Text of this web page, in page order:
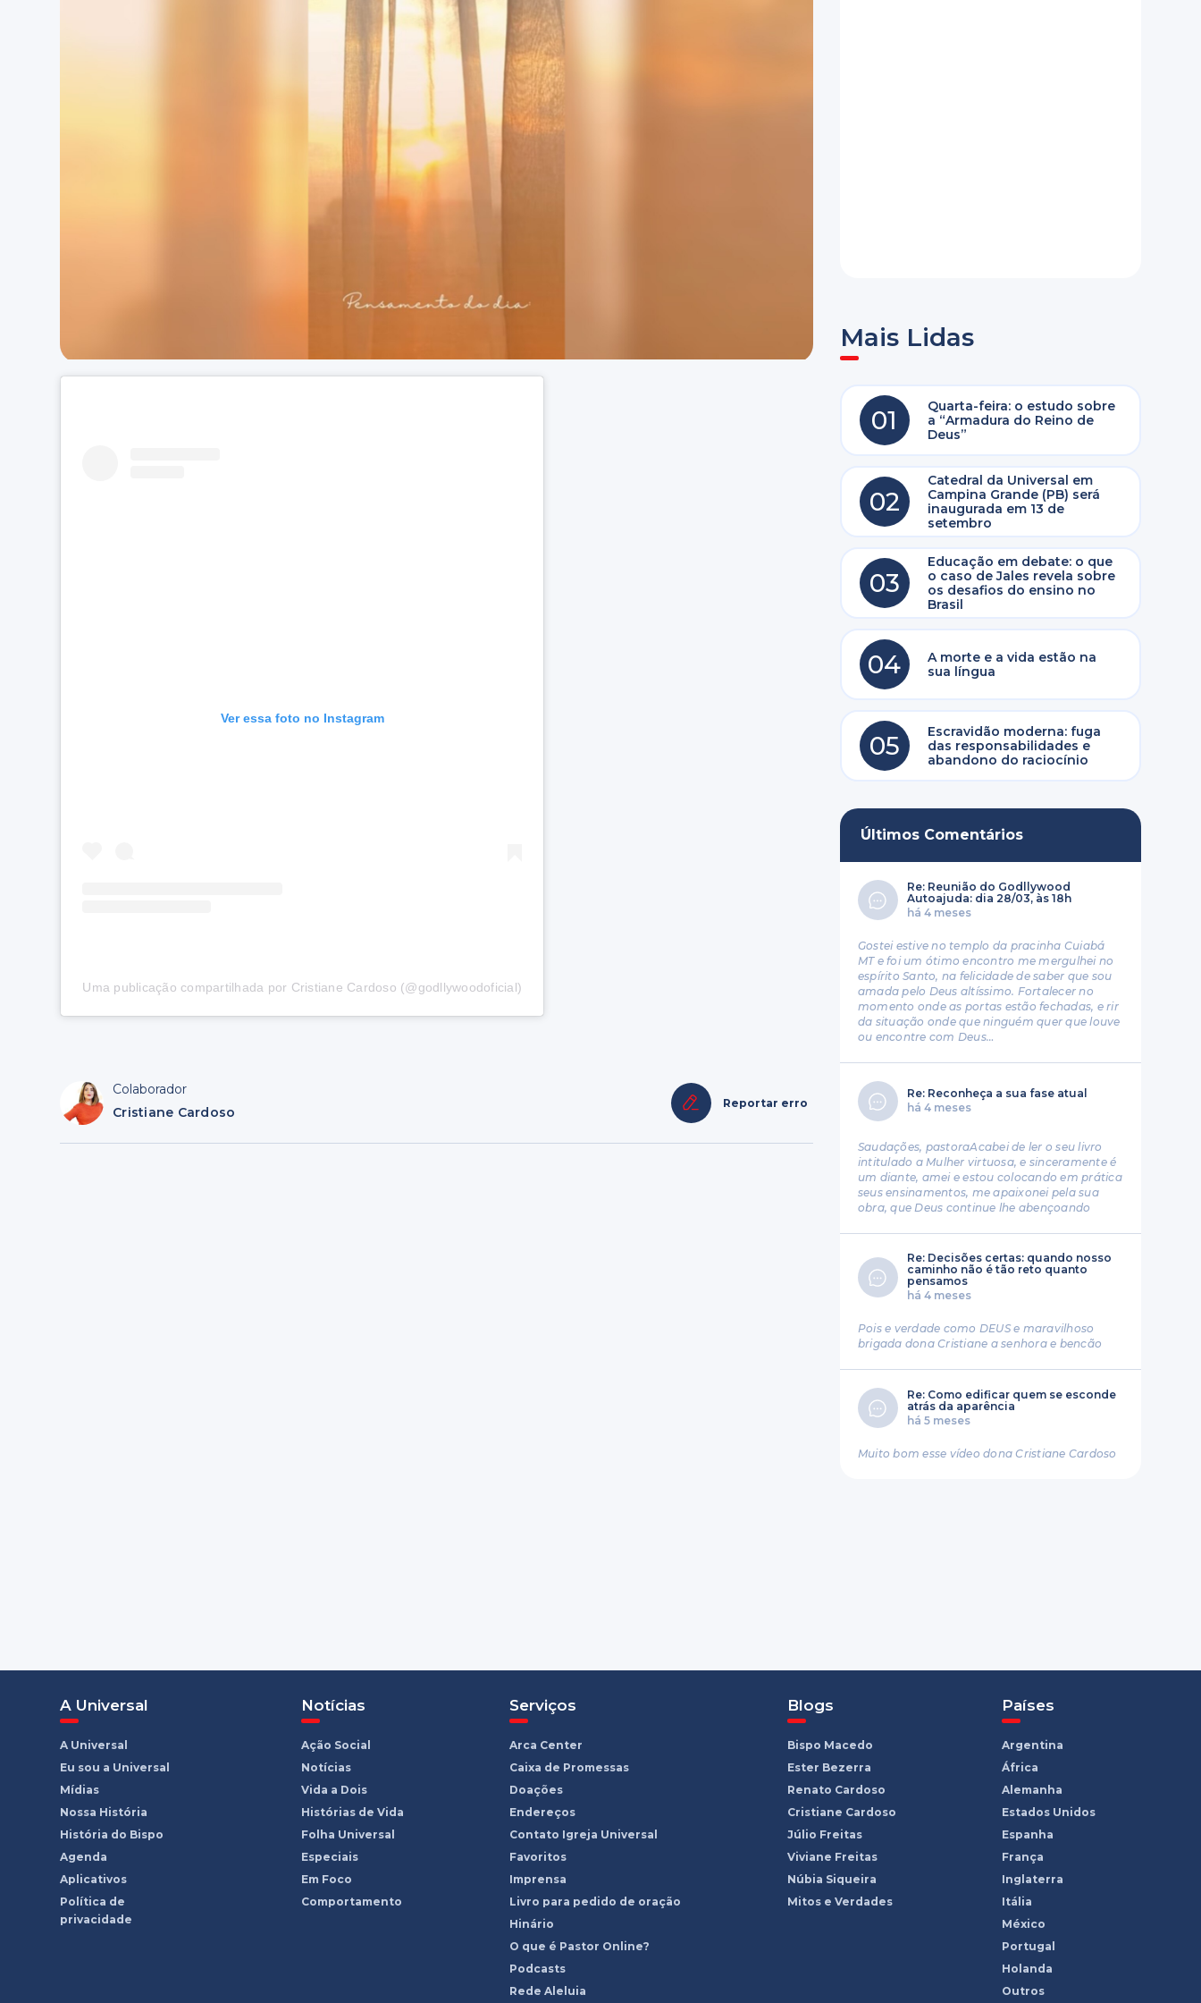
Ver essa foto no Instagram
Uma publicação compartilhada por Cristiane Cardoso (@godllywoodoficial)
Colaborador
Cristiane Cardoso
Reportar erro
Mais Lidas
01
Quarta-feira: o estudo sobre
a “Armadura do Reino de
Deus”
02
Catedral da Universal em
Campina Grande (PB) será
inaugurada em 13 de
setembro
03
Educação em debate: o que
o caso de Jales revela sobre
os desafios do ensino no
Brasil
04
A morte e a vida estão na
sua língua
05
Escravidão moderna: fuga
das responsabilidades e
abandono do raciocínio
Últimos Comentários
Re: Reunião do Godllywood
Autoajuda: dia 28/03, às 18h
há 4 meses
Gostei estive no templo da pracinha Cuiabá
MT e foi um ótimo encontro me mergulhei no
espírito Santo, na felicidade de saber que sou
amada pelo Deus altíssimo. Fortalecer no
momento onde as portas estão fechadas, e rir
da situação onde que ninguém quer que louve
ou encontre com Deus…
Re: Reconheça a sua fase atual
há 4 meses
Saudações, pastoraAcabei de ler o seu livro
intitulado a Mulher virtuosa, e sinceramente é
um diante, amei e estou colocando em prática
seus ensinamentos, me apaixonei pela sua
obra, que Deus continue lhe abençoando
Re: Decisões certas: quando nosso
caminho não é tão reto quanto
pensamos
há 4 meses
Pois e verdade como DEUS e maravilhoso
brigada dona Cristiane a senhora e bencão
Re: Como edificar quem se esconde
atrás da aparência
há 5 meses
Muito bom esse vídeo dona Cristiane Cardoso
A Universal
A Universal
Eu sou a Universal
Mídias
Nossa História
História do Bispo
Agenda
Aplicativos
Política de
privacidade
Notícias
Ação Social
Notícias
Vida a Dois
Histórias de Vida
Folha Universal
Especiais
Em Foco
Comportamento
Serviços
Arca Center
Caixa de Promessas
Doações
Endereços
Contato Igreja Universal
Favoritos
Imprensa
Livro para pedido de oração
Hinário
O que é Pastor Online?
Podcasts
Rede Aleluia
Blogs
Bispo Macedo
Ester Bezerra
Renato Cardoso
Cristiane Cardoso
Júlio Freitas
Viviane Freitas
Núbia Siqueira
Mitos e Verdades
Países
Argentina
África
Alemanha
Estados Unidos
Espanha
França
Inglaterra
Itália
México
Portugal
Holanda
Outros